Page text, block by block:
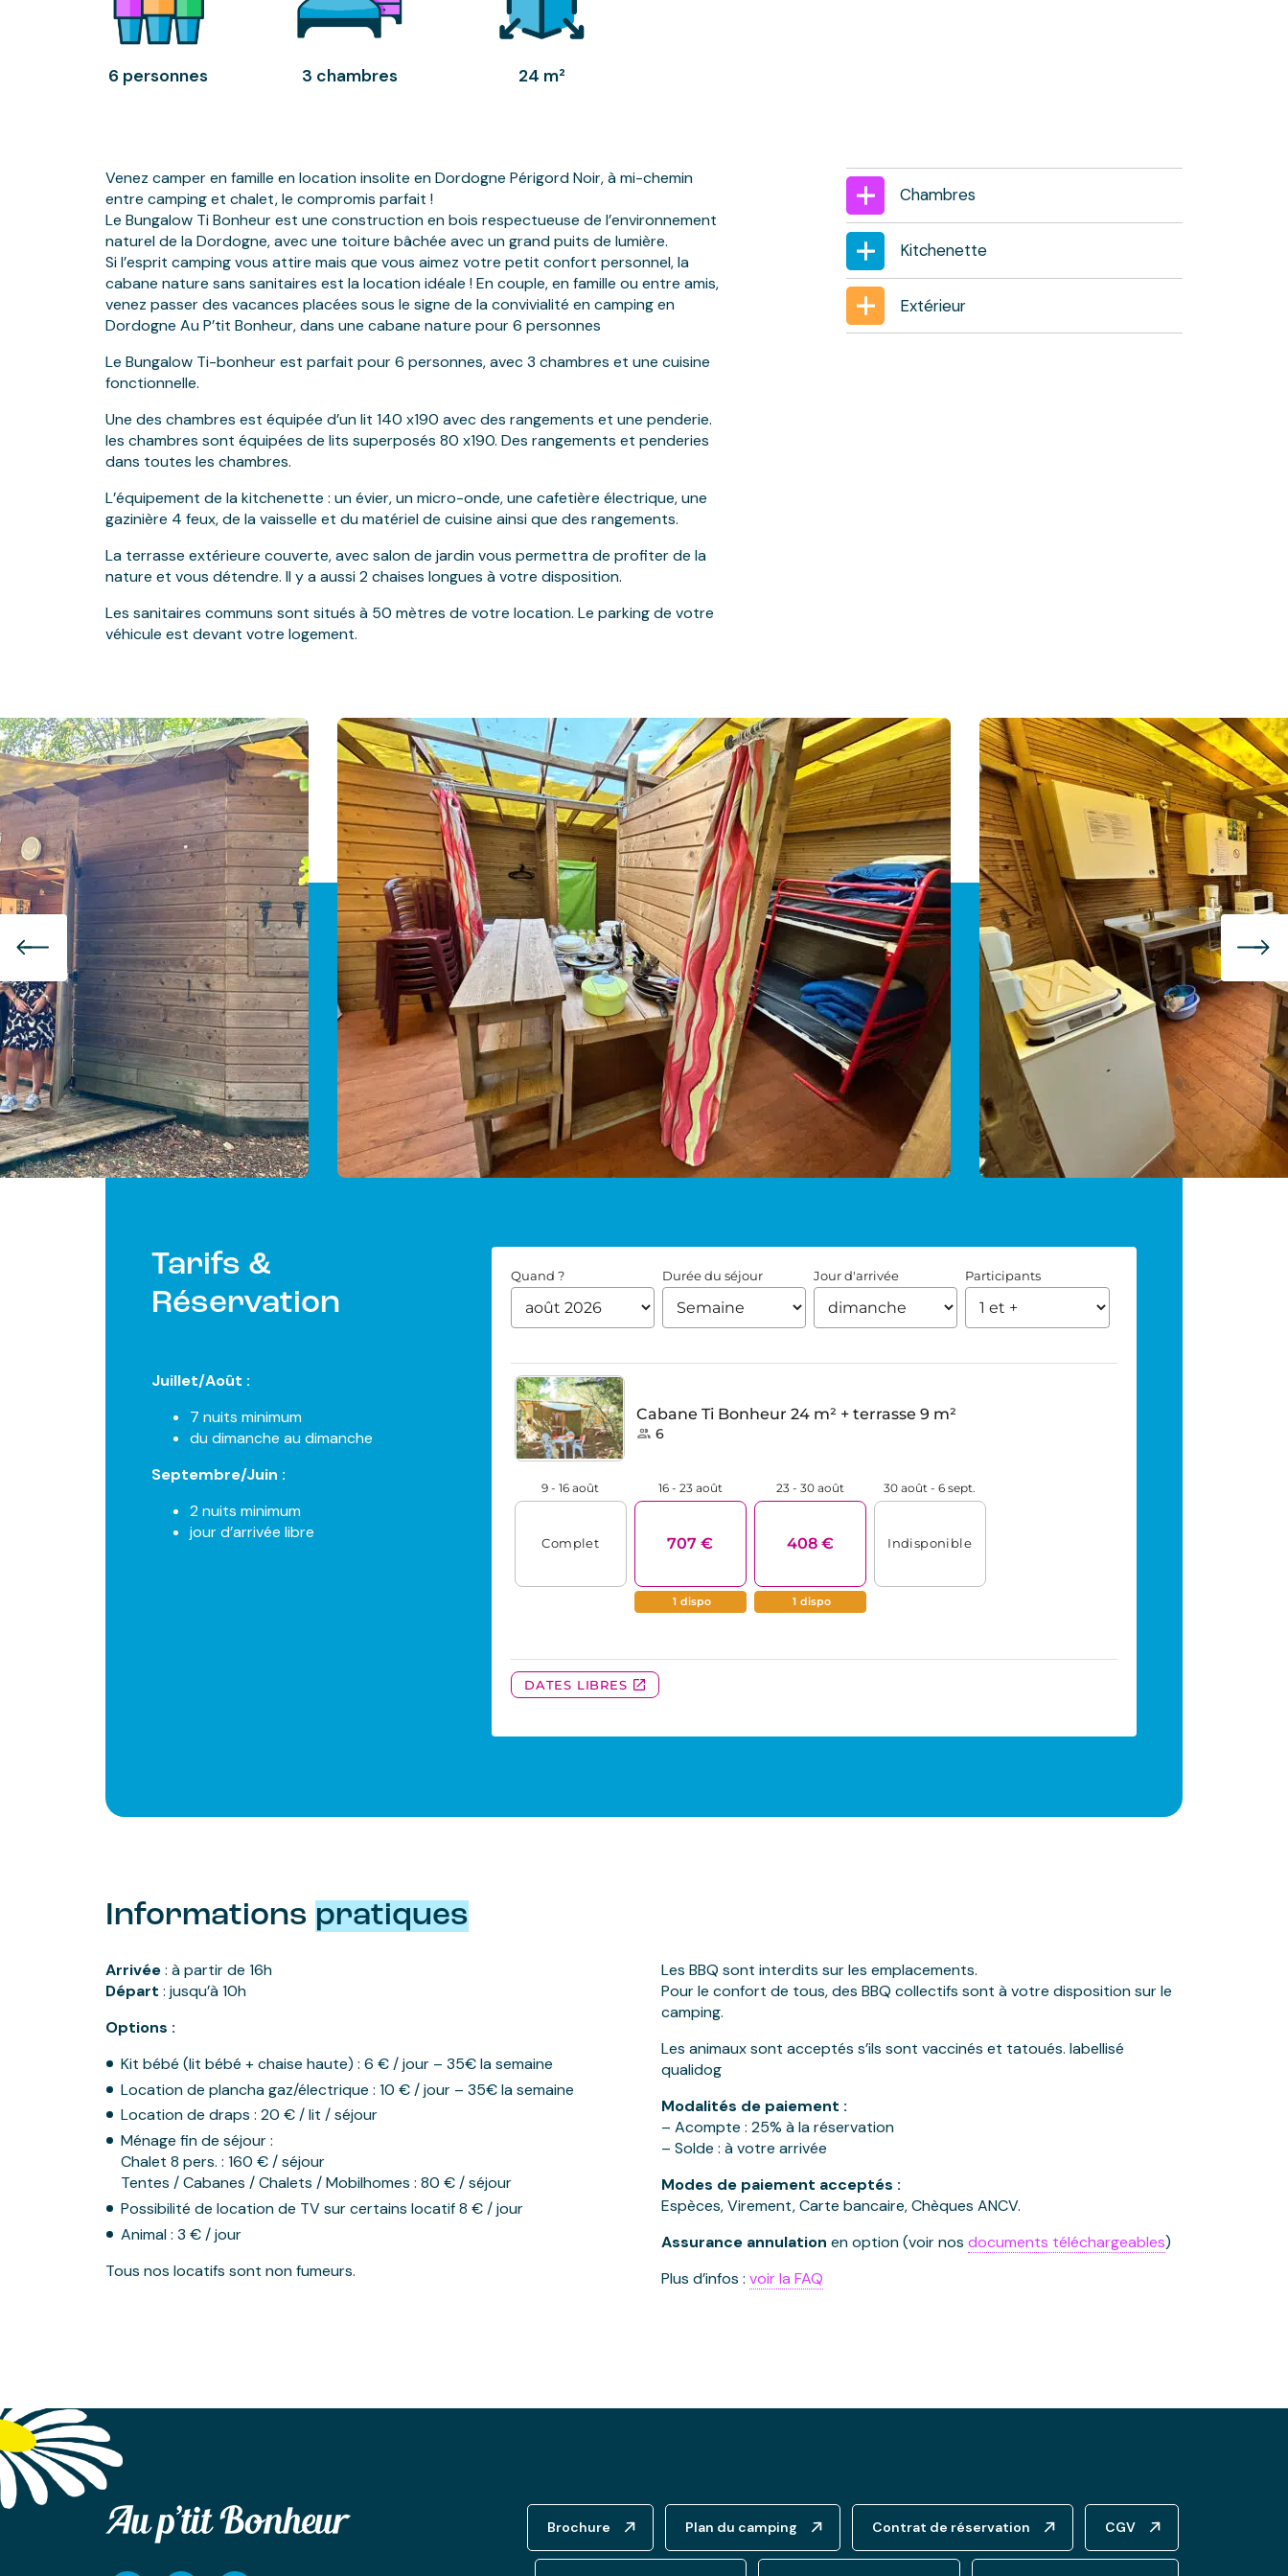
6 personnes 3 chambres 24 m²
Venez camper en famille en location insolite en Dordogne Périgord Noir, à mi-chemin
entre camping et chalet, le compromis parfait !
Le Bungalow Ti Bonheur est une construction en bois respectueuse de l’environnement
naturel de la Dordogne, avec une toiture bâchée avec un grand puits de lumière.
Si l’esprit camping vous attire mais que vous aimez votre petit confort personnel, la
cabane nature sans sanitaires est la location idéale ! En couple, en famille ou entre amis,
venez passer des vacances placées sous le signe de la convivialité en camping en
Dordogne Au P’tit Bonheur, dans une cabane nature pour 6 personnes
Le Bungalow Ti-bonheur est parfait pour 6 personnes, avec 3 chambres et une cuisine
fonctionnelle.
Une des chambres est équipée d’un lit 140 x190 avec des rangements et une penderie.
les chambres sont équipées de lits superposés 80 x190. Des rangements et penderies
dans toutes les chambres.
L’équipement de la kitchenette : un évier, un micro-onde, une cafetière électrique, une
gazinière 4 feux, de la vaisselle et du matériel de cuisine ainsi que des rangements.
La terrasse extérieure couverte, avec salon de jardin vous permettra de profiter de la
nature et vous détendre. Il y a aussi 2 chaises longues à votre disposition.
Les sanitaires communs sont situés à 50 mètres de votre location. Le parking de votre
véhicule est devant votre logement.
Chambres
Kitchenette
Extérieur
Tarifs &
Réservation
Juillet/Août :
7 nuits minimum
du dimanche au dimanche
Septembre/Juin :
2 nuits minimum
jour d’arrivée libre
Informations pratiques
Arrivée: à partir de 16h
Départ : jusqu’à 10h
Options :
Kit bébé (lit bébé + chaise haute) : 6 € / jour – 35€ la semaine
Location de plancha gaz/électrique : 10 € / jour – 35€ la semaine
Location de draps : 20 € / lit / séjour
Ménage fin de séjour :
Chalet 8 pers. : 160 € / séjour
Tentes / Cabanes / Chalets / Mobilhomes : 80 € / séjour
Possibilité de location de TV sur certains locatif 8 € / jour
Animal : 3 € / jour
Tous nos locatifs sont non fumeurs.
Les BBQ sont interdits sur les emplacements.
Pour le confort de tous, des BBQ collectifs sont à votre disposition sur le
camping.
Les animaux sont acceptés s’ils sont vaccinés et tatoués. labellisé
qualidog
Modalités de paiement :
– Acompte : 25% à la réservation
– Solde : à votre arrivée
Modes de paiement acceptés :
Espèces, Virement, Carte bancaire, Chèques ANCV.
Assurance annulation en option (voir nos documents téléchargeables)
Plus d’infos : voir la FAQ
Brochure Plan du camping Contrat de réservation CGV